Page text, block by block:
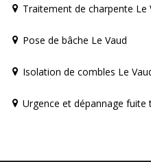
Traitement de charpente Le
Pose de bâche Le Vaud
Isolation de combles Le
Urgence et dépannage fuite